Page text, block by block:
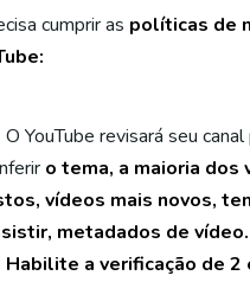
cumprir as políticas de
O YouTube revisará seu canal
o tema, a maioria dos
vídeos mais novos,
metadados de vídeo.
Habilite a verificação de 2